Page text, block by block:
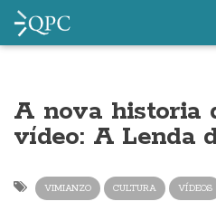
A nova historia
vídeo: A Lenda
VIMIANZO CULTURA VÍDEOS